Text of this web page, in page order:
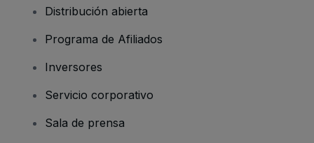
Distribución abierta
Programa de Afiliados
Inversores
Servicio corporativo
Sala de prensa